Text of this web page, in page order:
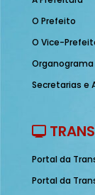
O Prefeito
O Vice-
Organograma
Secretarias e
Portal da
Portal da